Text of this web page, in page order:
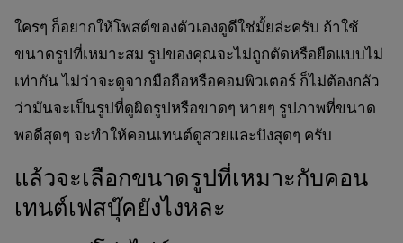
ใครๆ ก็อยากให้โพสต์ของตัวเองดูดีใช่มั้ยล่ะครับ ถ้าใช้
ขนาดรูปที่เหมาะสม รูปของคุณจะไม่ถูกตัดหรือยืดแบบไม่
เท่ากัน ไม่ว่าจะดูจากมือถือหรือคอมพิวเตอร์ ก็ไม่ต้องกลัว
ว่ามันจะเป็นรูปที่ดูผิดรูปหรือขาดๆ หายๆ รูปภาพที่ขนาด
พอดีสุดๆ จะทำให้คอนเทนต์ดูสวยและปังสุดๆ ครับ
แล้วจะเลือกขนาดรูปที่เหมาะกับคอน
เทนต์เฟสบุ๊คยังไงหละ